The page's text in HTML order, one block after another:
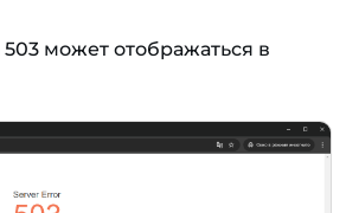
может отображаться в